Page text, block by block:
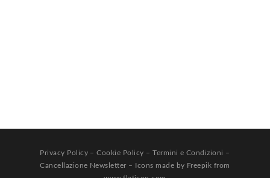
Privacy Policy –Cookie Policy –Termini e Condizioni –
Cancellazione Newsletter – Icons made by Freepik from